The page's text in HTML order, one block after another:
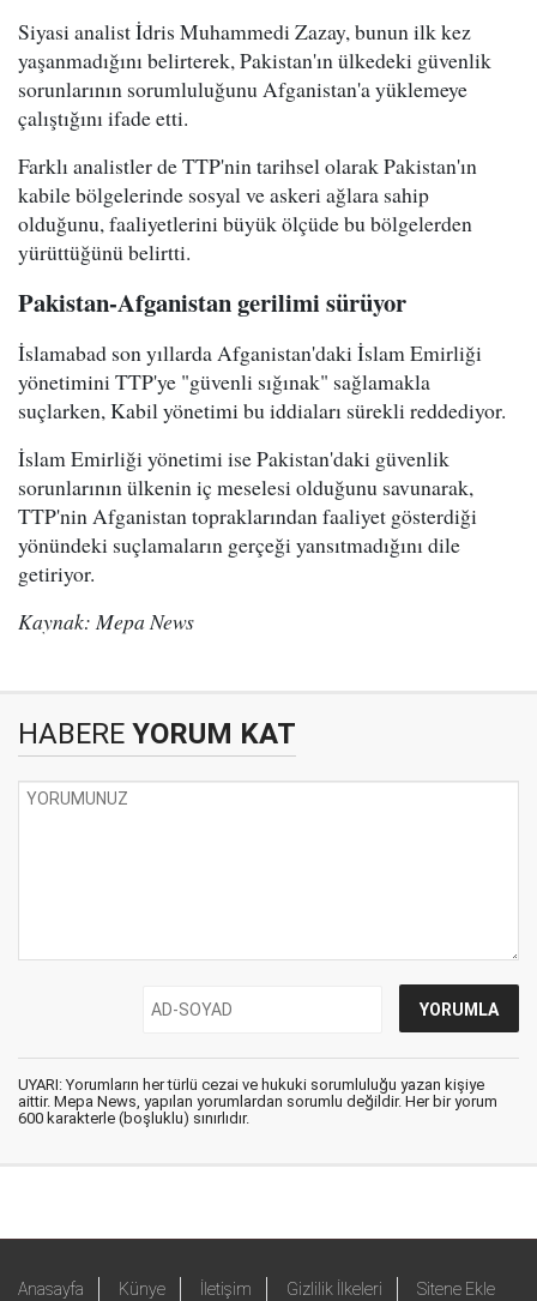
Siyasi analist İdris Muhammedi Zazay, bunun ilk kez
yaşanmadığını belirterek, Pakistan'ın ülkedeki güvenlik
sorunlarının sorumluluğunu Afganistan'a yüklemeye
çalıştığını ifade etti.
Farklı analistler de TTP'nin tarihsel olarak Pakistan'ın
kabile bölgelerinde sosyal ve askeri ağlara sahip
olduğunu, faaliyetlerini büyük ölçüde bu bölgelerden
yürüttüğünü belirtti.
Pakistan-Afganistan gerilimi sürüyor
İslamabad son yıllarda Afganistan'daki İslam Emirliği
yönetimini TTP'ye "güvenli sığınak" sağlamakla
suçlarken, Kabil yönetimi bu iddiaları sürekli reddediyor.
İslam Emirliği yönetimi ise Pakistan'daki güvenlik
sorunlarının ülkenin iç meselesi olduğunu savunarak,
TTP'nin Afganistan topraklarından faaliyet gösterdiği
yönündeki suçlamaların gerçeği yansıtmadığını dile
getiriyor.
Kaynak: Mepa News
HABERE YORUM KAT
UYARI: Yorumların her türlü cezai ve hukuki sorumluluğu yazan kişiye
aittir. Mepa News, yapılan yorumlardan sorumlu değildir. Her bir yorum
600 karakterle (boşluklu) sınırlıdır.
Anasayfa Künye İletişim Gizlilik İlkeleri Sitene Ekle